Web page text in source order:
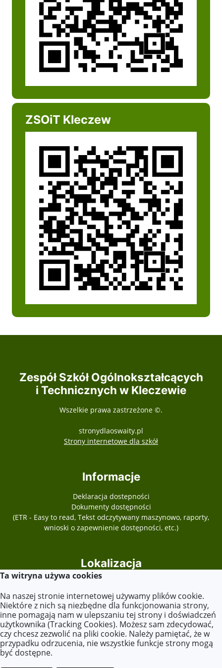
ZSOiT Kleczew
Zespół Szkół Ogólnokształcących
i Technicznych w Kleczewie
Wszelkie prawa zastrzeżone ©.
stronydlaoswaity.pl
Strony internetowe dla szkółotwiera się w
Informacje
Deklaracja dostepności
Dokumenty dostępności
(ETR - Easy to read, Tekst odczytywany maszynowo, raporty,
wnioski o zapewnienie dostępności, etc.)
Lokalizacja
62-540 Kleczew
Kontakt
Tel. +48 63 270 10 24
Ta witryna używa cookies
Na naszej stronie internetowej używamy plików cookie.
Niektóre z nich są niezbędne dla funkcjonowania strony,
inne pomagają nam w ulepszaniu tej strony i doświadczeń
użytkownika (Tracking Cookies). Możesz sam zdecydować,
czy chcesz zezwolić na pliki cookie. Należy pamiętać, że w
przypadku odrzucenia, nie wszystkie funkcje strony mogą
być dostępne.